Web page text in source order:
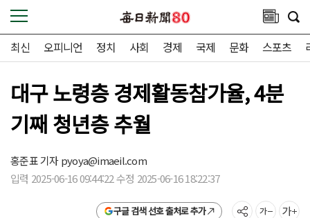
최신 오피니언 정치 사회 경제 국제 문화 스포츠
대구 노령층 경제활동참가율, 4분
기째 청년층 추월
홍준표 기자pyoya@imaeil.com
입력 2025-06-16 09:44:22 수정 2025-06-16 18:22:37
구글 검색 선호 출처로 추가